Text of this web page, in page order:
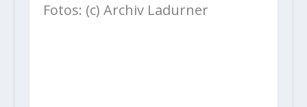
Fotos: (c) Archiv Ladurner